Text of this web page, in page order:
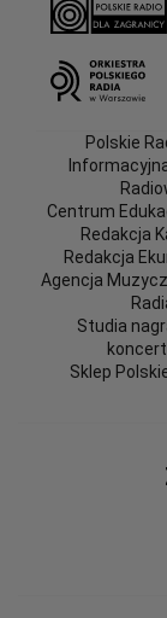
Polskie
Centrum
Redakcja
Redakcja
Agencja
Studia
Sklep